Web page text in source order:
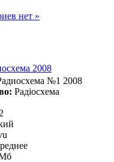
нет »
2008
№1 2008
Радiосхема